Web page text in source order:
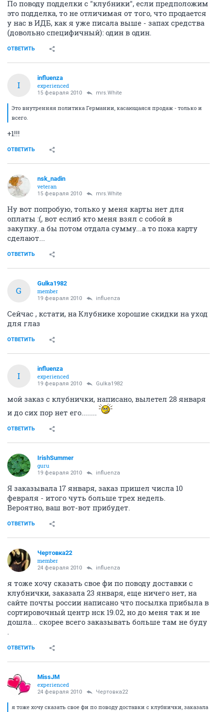
По поводу подделки с "клубники", если предположим
это подделка, то не отличимая от того, что продается
у нас в ИДБ, как я уже писала выше - запах средства
(довольно специфичный): один в один.
ОТВЕТИТЬ
I
influenza
experienced
15 февраля 2010 mrs.White
Это внутренняя политика Германии, касающаяся продаж - только и
всего.
+1!!!
ОТВЕТИТЬ
nsk_nadin
veteran
15 февраля 2010 mrs.White
Ну вот попробую, только у меня карты нет для
оплаты :(, вот еслиб кто меня взял с собой в
закупку..а бы потом отдала сумму...а то пока карту
сделают...
ОТВЕТИТЬ
G
Gulka1982
member
19 февраля 2010 influenza
Сейчас , кстати, на Клубнике хорошие скидки на уход
для глаз
ОТВЕТИТЬ
I
influenza
experienced
19 февраля 2010 Gulka1982
мой заказ с клубнички, написано, вылетел 28 января
и до сих пор нет его........
ОТВЕТИТЬ
IrishSummer
guru
19 февраля 2010 influenza
Я заказывала 17 января, заказ пришел числа 10
февраля - итого чуть больше трех недель.
Вероятно, ваш вот-вот прибудет.
ОТВЕТИТЬ
Чертовка22
member
24 февраля 2010 influenza
я тоже хочу сказать свое фи по поводу доставки с
клубнички, заказала 23 января, еще ничего нет, на
сайте почты россии написано что посылка прибыла в
сортировочный центр нск 19.02, но до меня так и не
дошла... скорее всего заказывать больше там не буду
.
ОТВЕТИТЬ
MissJM
experienced
24 февраля 2010 Чертовка22
я тоже хочу сказать свое фи по поводу доставки с клубнички, заказала